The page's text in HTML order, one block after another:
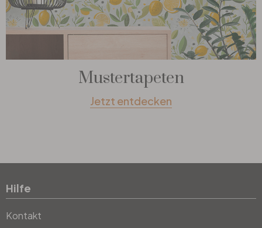
Mustertapeten
Jetzt entdecken
Hilfe
Kontakt